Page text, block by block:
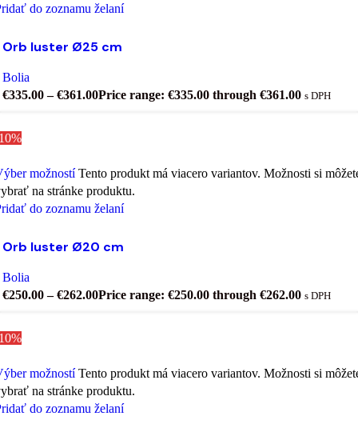
do zoznamu želaní
Orb luster Ø25 cm
Bolia
€335.00 – €361.00Price range: €335.00 through €361.00 s DPH
možností Tento produkt má viacero variantov. Možnosti si
na stránke produktu.
do zoznamu želaní
Orb luster Ø20 cm
Bolia
€250.00 – €262.00Price range: €250.00 through €262.00 s DPH
možností Tento produkt má viacero variantov. Možnosti si
na stránke produktu.
do zoznamu želaní